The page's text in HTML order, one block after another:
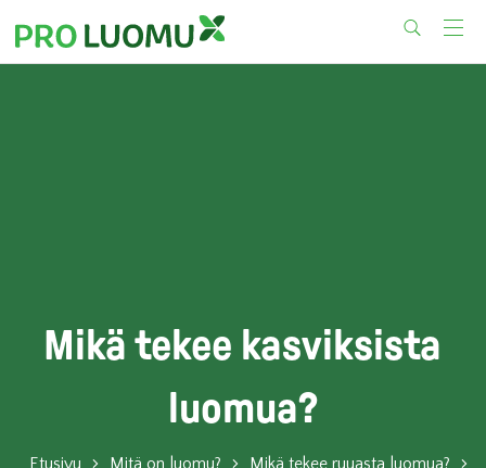
Mikä tekee kasviksista
luomua?
Etusivu Mitä on luomu?
Mikä tekee ruuasta luomua?